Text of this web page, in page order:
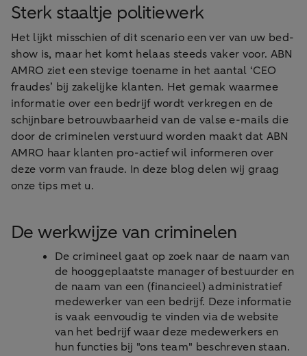
Sterk staaltje politiewerk
Het lijkt misschien of dit scenario een ver van uw bed-
show is, maar het komt helaas steeds vaker voor. ABN
AMRO ziet een stevige toename in het aantal ‘CEO
fraudes’ bij zakelijke klanten. Het gemak waarmee
informatie over een bedrijf wordt verkregen en de
schijnbare betrouwbaarheid van de valse e-mails die
door de criminelen verstuurd worden maakt dat ABN
AMRO haar klanten pro-actief wil informeren over
deze vorm van fraude. In deze blog delen wij graag
onze tips met u.
De werkwijze van criminelen
De crimineel gaat op zoek naar de naam van
de hooggeplaatste manager of bestuurder en
de naam van een (financieel) administratief
medewerker van een bedrijf. Deze informatie
is vaak eenvoudig te vinden via de website
van het bedrijf waar deze medewerkers en
hun functies bij "ons team" beschreven staan.